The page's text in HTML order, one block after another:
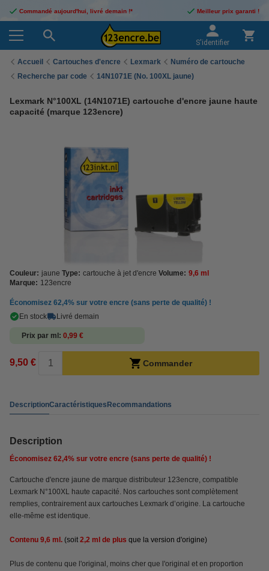
Commandé aujourd'hui, livré demain !* Meilleur prix garanti !
S'identifier
Accueil Cartouches d'encre Lexmark
Numéro de cartouche
Recherche par code
14N1071E (No. 100XL jaune)
Lexmark N°100XL (14N1071E) cartouche d'encre jaune haute
capacité (marque 123encre)
Couleur: jaune Type: cartouche à jet d'encre Volume: 9,6 ml
Marque: 123encre
Économisez 62,4% sur votre encre (sans perte de qualité) !
En stock
Livré demain
Prix par ml 0,99 €
9,50 € Commander
DescriptionCaractéristiquesRecommandations
Description
Économisez 62,4% sur votre encre (sans perte de qualité) !
Cartouche d'encre jaune de marque distributeur 123encre, compatible
Lexmark N°100XL haute capacité. Nos cartouches sont complètement
remplies, contrairement aux cartouches Lexmark d’origine. La cartouche
elle-même est identique.
Contenu 9,6 ml. (soit 2,2 ml de plus que la version d'origine)
Plus de contenu que l'original, moins cher que l'original et en proportion